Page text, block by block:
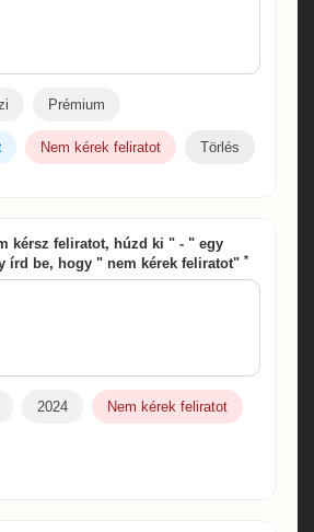
Prémium
Nem kérek feliratot Törlés
kérsz feliratot, húzd ki " - " egy
írd be, hogy " nem kérek feliratot" *
2024 Nem kérek feliratot